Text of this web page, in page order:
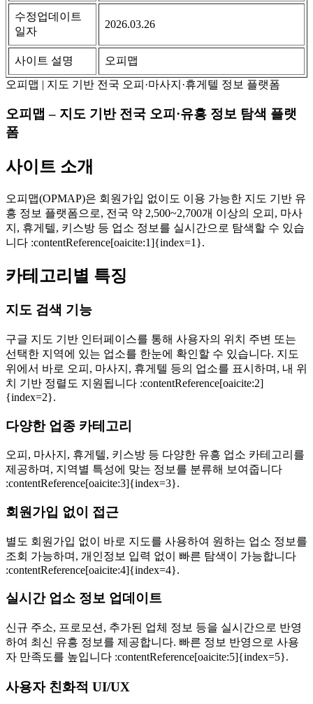
수정업데이트
일자
2026.03.26
사이트 설명
오피맵
오피맵 | 지도 기반 전국 오피·마사지·휴게텔 정보 플랫폼
오피맵 – 지도 기반 전국 오피·유흥 정보 탐색 플랫
폼
사이트 소개
오피맵(OPMAP)은 회원가입 없이도 이용 가능한 지도 기반 유
흥 정보 플랫폼으로, 전국 약 2,500~2,700개 이상의 오피, 마사
지, 휴게텔, 키스방 등 업소 정보를 실시간으로 탐색할 수 있습
니다 :contentReference[oaicite:1]{index=1}.
카테고리별 특징
지도 검색 기능
구글 지도 기반 인터페이스를 통해 사용자의 위치 주변 또는
선택한 지역에 있는 업소를 한눈에 확인할 수 있습니다. 지도
위에서 바로 오피, 마사지, 휴게텔 등의 업소를 표시하며, 내 위
치 기반 정렬도 지원됩니다 :contentReference[oaicite:2]
{index=2}.
다양한 업종 카테고리
오피, 마사지, 휴게텔, 키스방 등 다양한 유흥 업소 카테고리를
제공하며, 지역별 특성에 맞는 정보를 분류해 보여줍니다
:contentReference[oaicite:3]{index=3}.
회원가입 없이 접근
별도 회원가입 없이 바로 지도를 사용하여 원하는 업소 정보를
조회 가능하며, 개인정보 입력 없이 빠른 탐색이 가능합니다
:contentReference[oaicite:4]{index=4}.
실시간 업소 정보 업데이트
신규 주소, 프로모션, 추가된 업체 정보 등을 실시간으로 반영
하여 최신 유흥 정보를 제공합니다. 빠른 정보 반영으로 사용
자 만족도를 높입니다 :contentReference[oaicite:5]{index=5}.
사용자 친화적 UI/UX